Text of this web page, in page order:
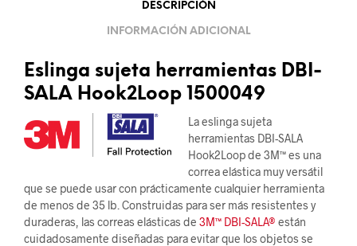
DESCRIPCIÓN
INFORMACIÓN ADICIONAL
Eslinga sujeta herramientas DBI-
SALA Hook2Loop 1500049
La eslinga sujeta
herramientas DBI-SALA
Hook2Loop de 3M™ es una
correa elástica muy versátil
que se puede usar con prácticamente cualquier herramienta
de menos de 35 lb. Construidas para ser más resistentes y
duraderas, las correas elásticas de 3M™ DBI-SALA® están
cuidadosamente diseñadas para evitar que los objetos se